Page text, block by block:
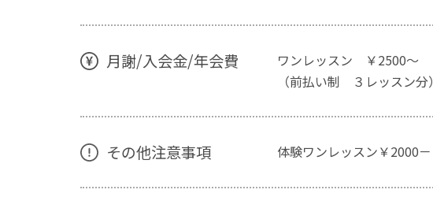
月謝/入会金/年会費
ワンレッスン ￥2500～
（前払い制 ３レッスン分）
その他注意事項 体験ワンレッスン￥2000－